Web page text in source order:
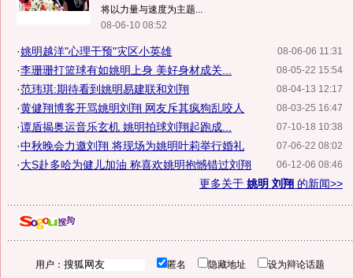
将以力量与速度为主题...
08-06-10 08:52
08-06-06 11:31
·姚明越洋"心理干预"灾区小英雄
08-05-22 15:54
·李珊珊打篮球有如姚明上身 美好身材成关...
08-04-13 12:17
·范玮琪:期待看到姚明易建联和刘翔
08-03-25 16:47
·黄健翔博客开骂姚明刘翔 网友斥其疯狗乱咬人
07-10-18 10:38
·谭盾揭奥运音乐玄机 姚明拍球刘翔起跑成...
07-06-22 08:02
·中秋晚会力邀刘翔 将现场为姚明叶莉举行婚礼
06-12-06 08:46
·大S赴多哈为健儿加油 称喜欢姚明抱憾错过刘翔
更多关于 姚明 刘翔 的新闻>>
用户： 匿名 隐藏地址 设为辩论话题